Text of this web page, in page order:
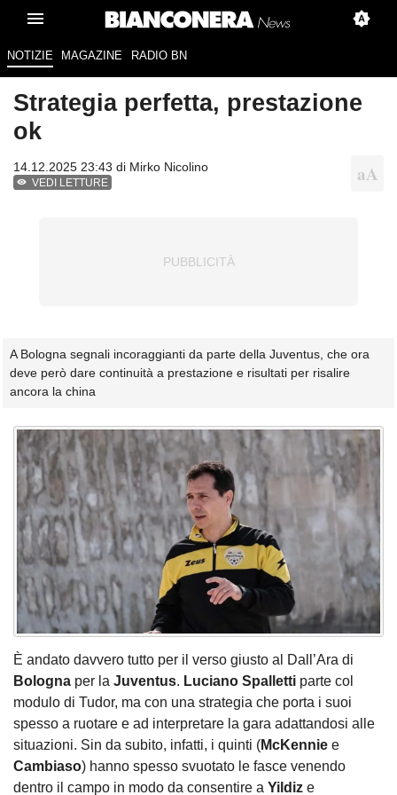
NOTIZIE MAGAZINE RADIO BN
Strategia perfetta, prestazione
ok
14.12.2025 23:43 di Mirko Nicolino
VEDI LETTURE
A Bologna segnali incoraggianti da parte della Juventus, che ora
deve però dare continuità a prestazione e risultati per risalire
ancora la china
È andato davvero tutto per il verso giusto al Dall’Ara di
Bologna per la Juventus. Luciano Spalletti parte col
modulo di Tudor, ma con una strategia che porta i suoi
spesso a ruotare e ad interpretare la gara adattandosi alle
situazioni. Sin da subito, infatti, i quinti (McKennie e
Cambiaso) hanno spesso svuotato le fasce venendo
dentro il campo in modo da consentire a Yildiz e